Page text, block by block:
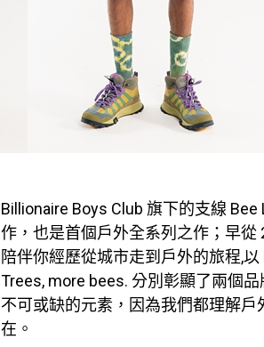
Billionaire Boys Club 旗下的支線
作，也是首個戶外全系列之作；早從
陪伴你經歷從城市走到戶外的旅程,
Trees, more bees. 分別彰顯了兩個
不可或缺的元素，因為我們都理解
在。